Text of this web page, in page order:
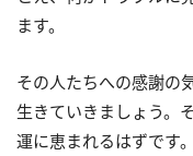
ます。
その人たちへの感謝の
生きていきましょう。
運に恵まれるはずです。